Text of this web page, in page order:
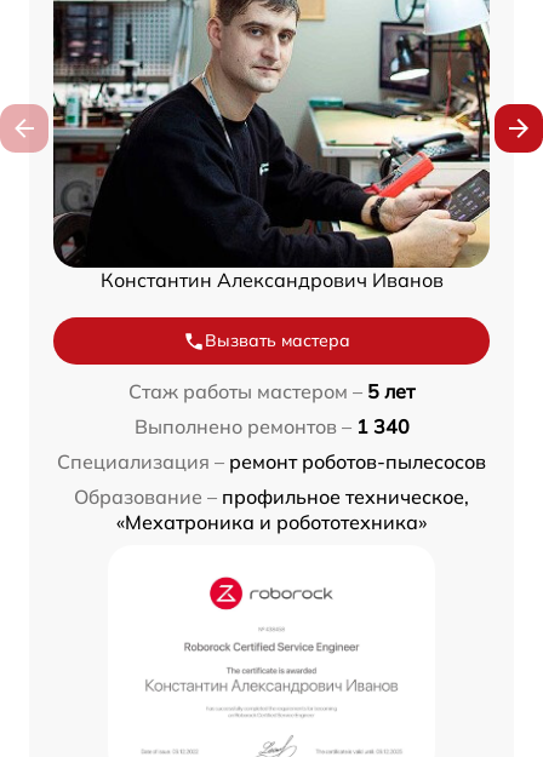
Константин Александрович Иванов
Вызвать мастера
Стаж работы мастером – 5 лет
Выполнено ремонтов – 1 340
Специализация – ремонт роботов-пылесосов
Образование – профильное техническое,
«Мехатроника и робототехника»